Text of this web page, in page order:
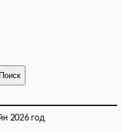
Поиск
2026 год